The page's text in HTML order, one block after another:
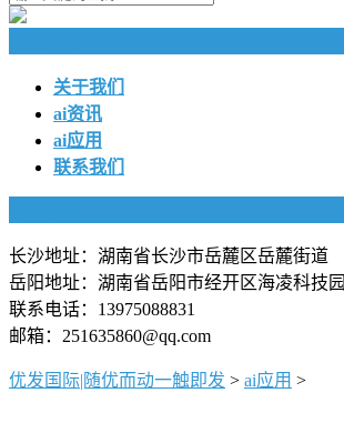
关于我们
ai资讯
ai应用
联系我们
长沙地址：湖南省长沙市岳麓区岳麓街道
岳阳地址：湖南省岳阳市经开区海凌科技园
联系电话：13975088831
邮箱：251635860@qq.com
优发国际|随优而动一触即发 > ai应用 >